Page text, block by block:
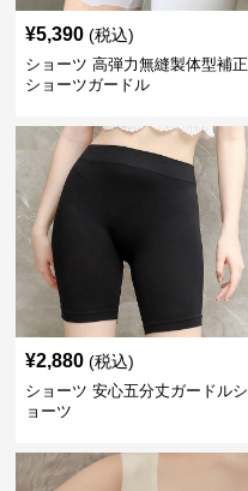
¥5,390 (税込)
ショーツ 高弾力無縫製体型補正
ショーツガードル
¥2,880 (税込)
ショーツ 安心五分丈ガードルシ
ョーツ